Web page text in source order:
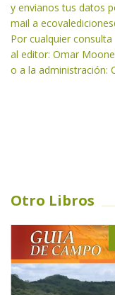
y envianos tus datos
mail a
Por cualquier consulta
al editor: Omar
o a la administración:
Otro Libros